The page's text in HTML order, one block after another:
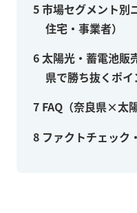
5市場セグメント別
住宅・事業者）
6 太陽光・蓄電池販
県で勝ち抜くポイ
7 FAQ（奈良県×太
8 ファクトチェック